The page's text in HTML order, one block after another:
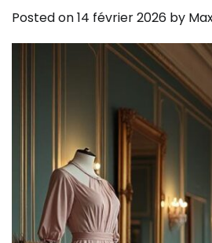
Posted on14 février 2026 by